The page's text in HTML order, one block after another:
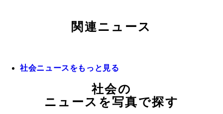
関連ニュース
社会ニュースをもっと見る
社会の
ニュースを写真で探す